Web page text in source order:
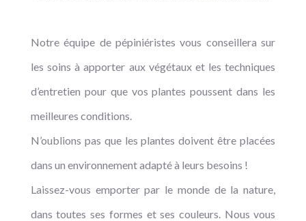
Notre équipe de pépiniéristes vous conseillera sur
les soins à apporter aux végétaux et les techniques
d’entretien pour que vos plantes poussent dans les
meilleures conditions.
N’oublions pas que les plantes doivent être placées
dans un environnement adapté à leurs besoins !
Laissez-vous emporter par le monde de la nature,
dans toutes ses formes et ses couleurs. Nous vous